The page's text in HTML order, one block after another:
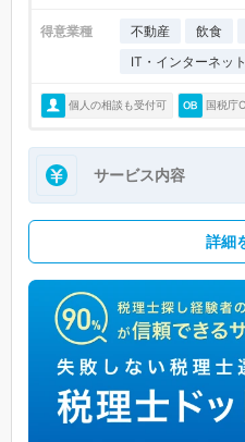
得意業種 不動産 飲食
IT・インターネット
個人の相談も受付可 国税庁
サービス内容
詳細